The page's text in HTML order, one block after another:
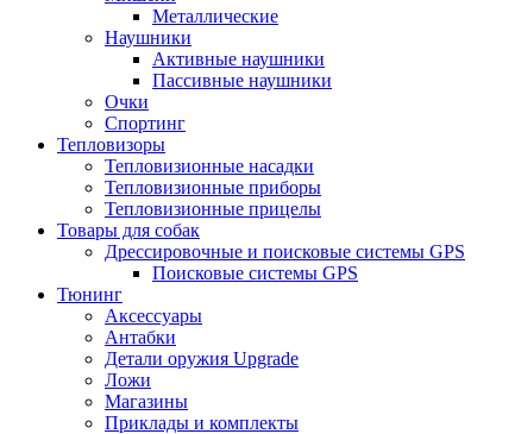
Металлические
Наушники
Активные наушники
Пассивные наушники
Очки
Спортинг
Тепловизоры
Тепловизионные насадки
Тепловизионные приборы
Тепловизионные прицелы
Товары для собак
Дрессировочные и поисковые системы GPS
Поисковые системы GPS
Тюнинг
Аксессуары
Антабки
Детали оружия Upgrade
Ложи
Магазины
Приклады и комплекты